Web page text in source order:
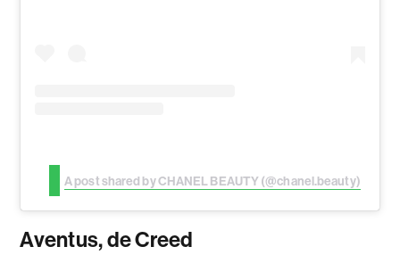
A post shared by CHANEL BEAUTY (@chanel.beauty)
Aventus, de Creed